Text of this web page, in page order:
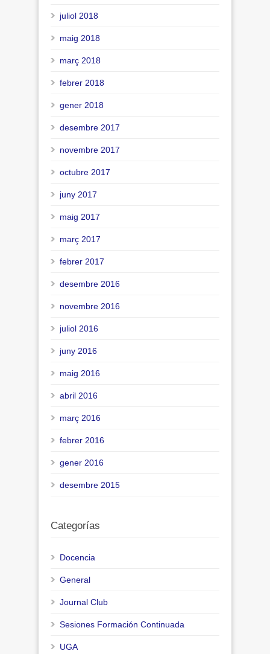
juliol 2018
maig 2018
març 2018
febrer 2018
gener 2018
desembre 2017
novembre 2017
octubre 2017
juny 2017
maig 2017
març 2017
febrer 2017
desembre 2016
novembre 2016
juliol 2016
juny 2016
maig 2016
abril 2016
març 2016
febrer 2016
gener 2016
desembre 2015
Categorías
Docencia
General
Journal Club
Sesiones Formación Continuada
UGA